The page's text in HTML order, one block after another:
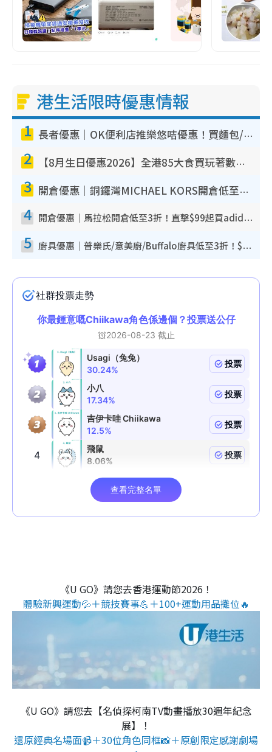
港生活限時優惠情報
1 長者優惠｜OK便利店推樂悠咭優惠！買麵包/牛奶/保健品拍卡即減
2 【8月生日優惠2026】全港85大食買玩著數攻略 自助餐/火鍋放題同行免費＋誠品/DONKI送現金券
3 開倉優惠｜銅鑼灣MICHAEL KORS開倉低至17折！直擊$500起買手袋/銀包/鞋款 必買經典Jet Set系列
4 開倉優惠｜馬拉松開倉低至3折！直擊$99起買adidas／New Balance／Puma鞋款 STANLEY保溫杯劈價至$119起
5 廚具優惠｜普樂氏/意美廚/Buffalo廚具低至3折！$89起買煎鍋／炒鑊／個人鍋 同場小家電激減至$99起
《U GO》請您去香港運動節2026！
體驗新興運動💦＋競技賽事💪＋100+運動用品攤位🔥
《U GO》請您去【名偵探柯南TV動畫播放30週年紀念
展】！
還原經典名場面📹＋30位角色同框📸＋原創限定感謝劇場